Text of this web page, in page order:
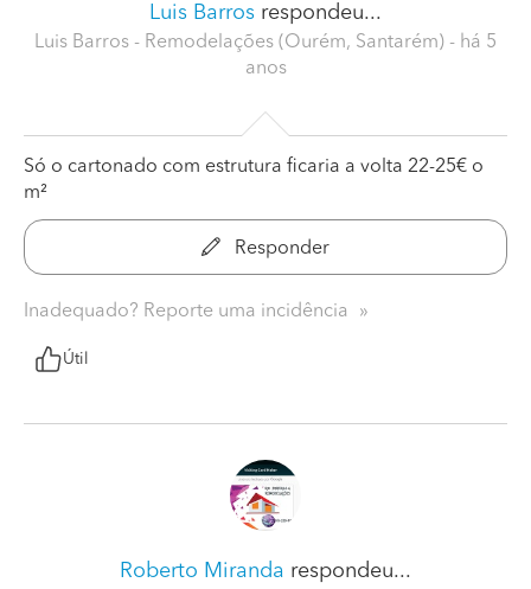
Luis Barros respondeu...
Luis Barros - Remodelações (Ourém, Santarém) - há 5
anos
Só o cartonado com estrutura ficaria a volta 22-25€ o
m²
Responder
Inadequado? Reporte uma incidência
Útil
Roberto Miranda respondeu...